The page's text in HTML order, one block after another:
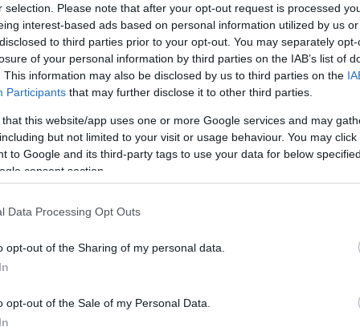
selection. Please note that after your opt-out request is processed
interest-based ads based on personal information utilized by us
to third parties prior to your opt-out. You may separately
of your personal information by third parties on the IAB’s list of
This information may also be disclosed by us to third parties on the
Participants that may further disclose it to other third parties.
that this website/app uses one or more Google services and may
but not limited to your visit or usage behaviour. You may
to Google and its third-party tags to use your data for below
consent section.
Data Processing Opt Outs
opt-out of the Sharing of my personal data.
opt-out of the Sale of my Personal Data.
προγράμματος κυβερνοασφάλειας Project
από περισσότερες από 15 χώρες, οι
τεχνητής νοημοσύνης Mythos για τον
κλάδων που είχαν περιορισμένη
η ενέργεια, οι υποδομές ύδρευσης, οι
Πριν αποκτήσουν πρόσβαση στο
από αυστηρή διαδικασία
ένα βήμα προς τον στρατηγικό στόχο της
για την ενίσχυση της ασφάλειας του
και επιχειρήσεις να